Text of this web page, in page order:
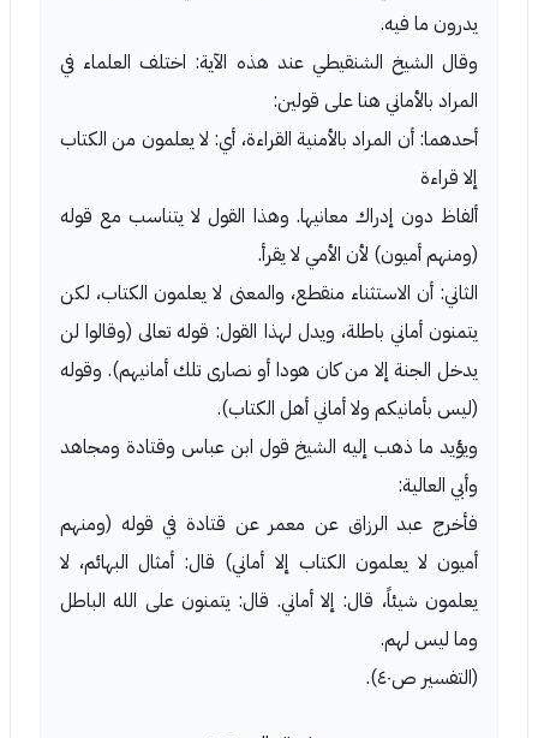
يدرون ما فيه.
وقال الشيخ الشنقيطي عند هذه الآية: اختلف العلماء في
المراد بالأماني هنا على قولين:
أحدهما: أن المراد بالأمنية القراءة، أي: لا يعلمون من الكتاب
إلا قراءة
ألفاظ دون إدراك معانيها. وهذا القول لا يتناسب مع قوله
(ومنهم أميون) لأن الأمي لا يقرأ.
الثاني: أن الاستثناء منقطع، والمعنى لا يعلمون الكتاب، لكن
يتمنون أماني باطلة، ويدل لهذا القول: قوله تعالى (وقالوا لن
يدخل الجنة إلا من كان هودا أو نصارى تلك أمانيهم). وقوله
(ليس بأمانيكم ولا أماني أهل الكتاب).
ويؤيد ما ذهب إليه الشيخ قول ابن عباس وقتادة ومجاهد
وأبي العالية:
فأخرج عبد الرزاق عن معمر عن قتادة في قوله (ومنهم
أميون لا يعلمون الكتاب إلا أماني) قال: أمثال البهائم، لا
يعلمون شيئاً، قال: إلا أماني. قال: يتمنون على الله الباطل
وما ليس لهم.
(التفسير ص٤٠).